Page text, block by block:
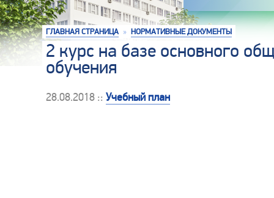
ГЛАВНАЯ СТРАНИЦА » НОРМАТИВНЫЕ ДОКУМЕНТЫ
2 курс на базе основного
обучения
28.08.2018 :: Учебный план